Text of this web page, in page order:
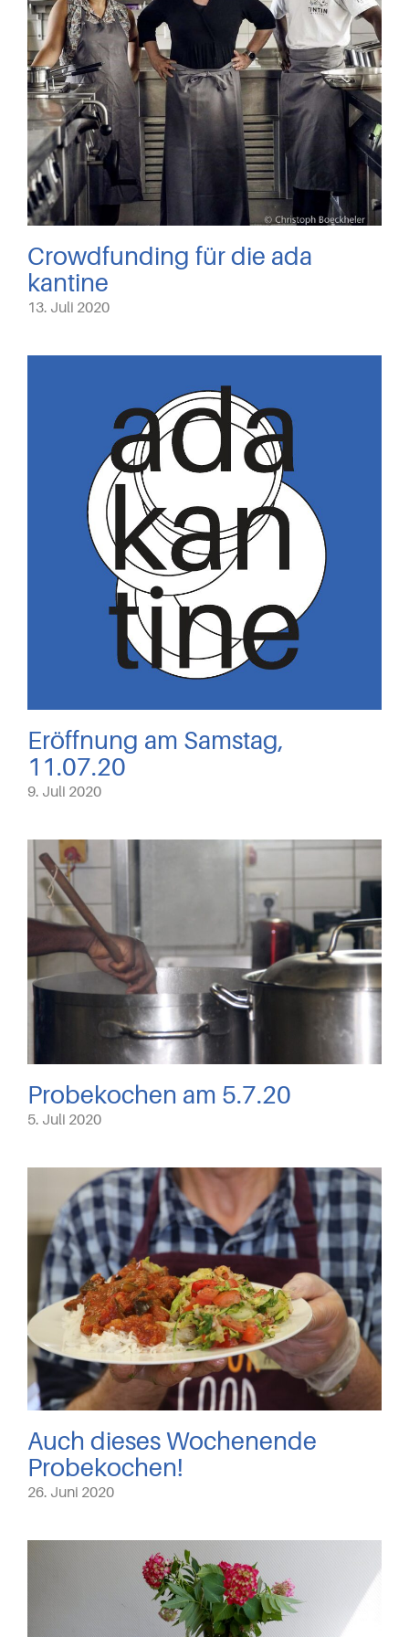
Crowdfunding für die ada
kantine
13. Juli 2020
Eröffnung am Samstag,
11.07.20
9. Juli 2020
Probekochen am 5.7.20
5. Juli 2020
Auch dieses Wochenende
Probekochen!
26. Juni 2020